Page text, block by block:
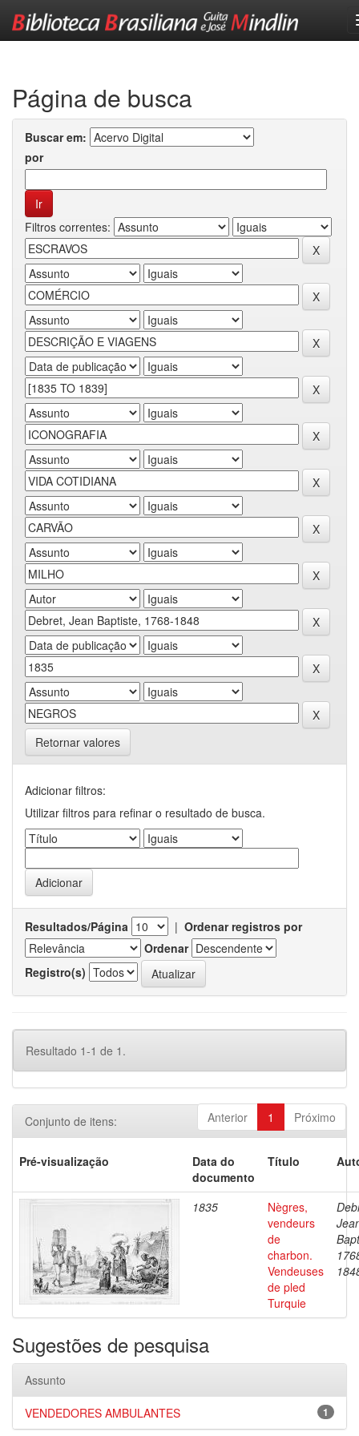
Página de busca
Buscar em:
por
Filtros correntes:
Retornar valores
Adicionar filtros:
Utilizar filtros para refinar o resultado de busca.
Resultados/Página | Ordenar registros por
Ordenar
Registro(s)
Resultado 1-1 de 1.
Anterior 1 Próximo
Conjunto de itens:
Pré-visualização
Data do
documento
Título
1835
Nègres,
vendeurs
de
charbon.
Vendeuses
de pled
Turquie
Sugestões de pesquisa
Assunto
1
VENDEDORES AMBULANTES